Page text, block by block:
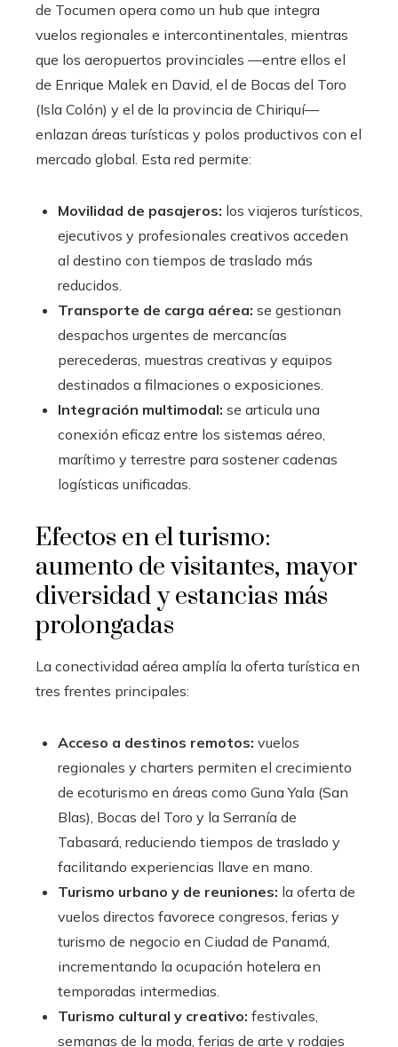
de Tocumen opera como un hub que integra
vuelos regionales e intercontinentales, mientras
que los aeropuertos provinciales —entre ellos el
de Enrique Malek en David, el de Bocas del Toro
(Isla Colón) y el de la provincia de Chiriquí—
enlazan áreas turísticas y polos productivos con el
mercado global. Esta red permite:
Movilidad de pasajeros: los viajeros turísticos,
ejecutivos y profesionales creativos acceden
al destino con tiempos de traslado más
reducidos.
Transporte de carga aérea: se gestionan
despachos urgentes de mercancías
perecederas, muestras creativas y equipos
destinados a filmaciones o exposiciones.
Integración multimodal: se articula una
conexión eficaz entre los sistemas aéreo,
marítimo y terrestre para sostener cadenas
logísticas unificadas.
Efectos en el turismo:
aumento de visitantes, mayor
diversidad y estancias más
prolongadas
La conectividad aérea amplía la oferta turística en
tres frentes principales:
Acceso a destinos remotos: vuelos
regionales y charters permiten el crecimiento
de ecoturismo en áreas como Guna Yala (San
Blas), Bocas del Toro y la Serranía de
Tabasará, reduciendo tiempos de traslado y
facilitando experiencias llave en mano.
Turismo urbano y de reuniones: la oferta de
vuelos directos favorece congresos, ferias y
turismo de negocio en Ciudad de Panamá,
incrementando la ocupación hotelera en
temporadas intermedias.
Turismo cultural y creativo: festivales,
semanas de la moda, ferias de arte y rodajes